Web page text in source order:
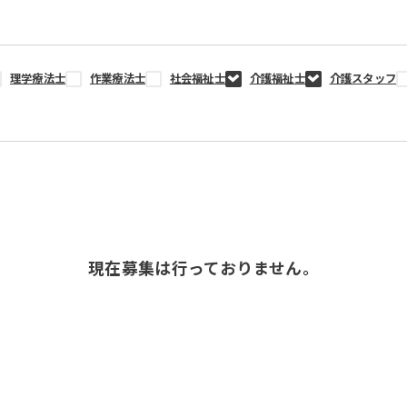
理学療法士 作業療法士 社会福祉士 介護福祉士 介護スタッフ
現在募集は行っておりません。